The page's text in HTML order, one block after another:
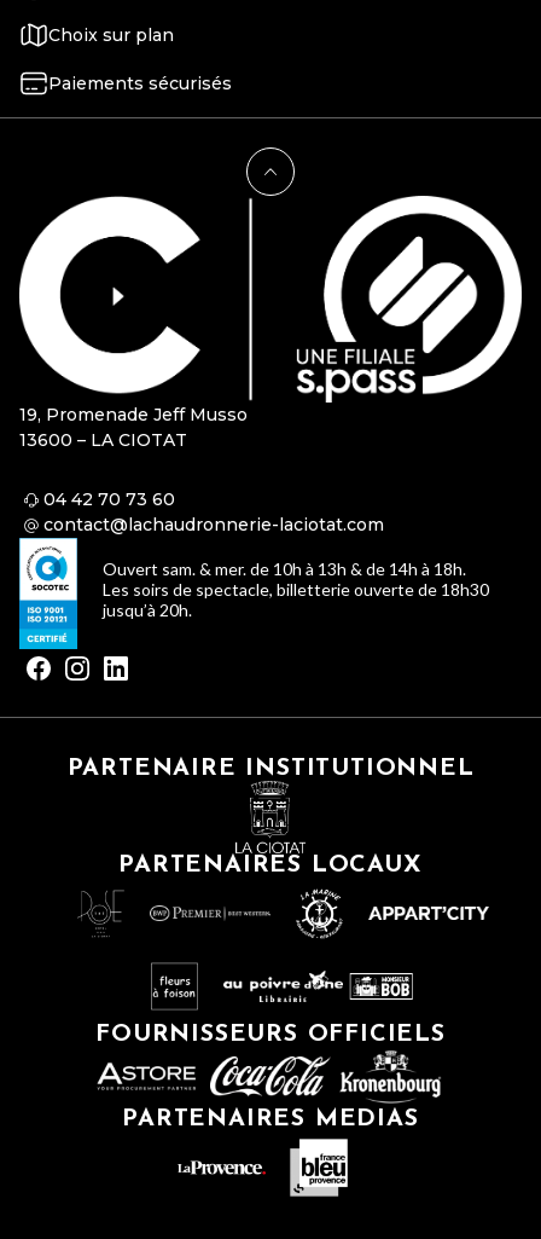
Choix sur plan
Paiements sécurisés
19, Promenade Jeff Musso
13600 – LA CIOTAT
04 42 70 73 60
contact@lachaudronnerie-laciotat.com
Ouvert sam. & mer. de 10h à 13h & de 14h à 18h.
Les soirs de spectacle, billetterie ouverte de 18h30
jusqu’à 20h.
PARTENAIRE INSTITUTIONNEL
PARTENAIRES LOCAUX
FOURNISSEURS OFFICIELS
PARTENAIRES MEDIAS